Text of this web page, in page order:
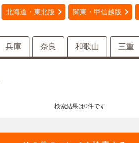
関東・甲信越版
北海道・東北版
兵庫 奈良 和歌山 三重
検索結果は0件です